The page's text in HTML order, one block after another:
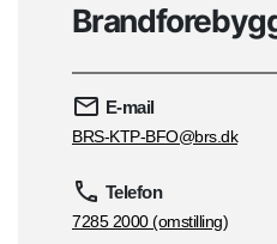
E-mail
BRS-KTP-BFO@brs.dk
Telefon
7285 2000 (omstilling)